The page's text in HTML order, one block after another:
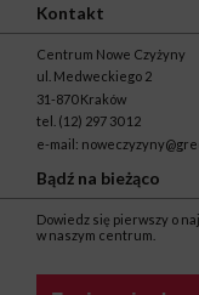
Kontakt
Centrum Nowe Czyżyny
ul. Medweckiego 2
31-870 Kraków
tel. (12) 297 30 12
e-mail:
Bądź na bieżąco
Dowiedz się pierwszy o
w naszym centrum.